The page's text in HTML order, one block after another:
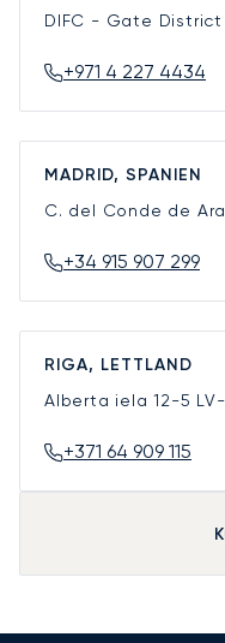
DIFC - Gate District
+971 4 227 4434
MADRID, SPANIEN
C. del Conde de
+34 915 907 299
RIGA, LETTLAND
Alberta iela 12-5
+371 64 909 115